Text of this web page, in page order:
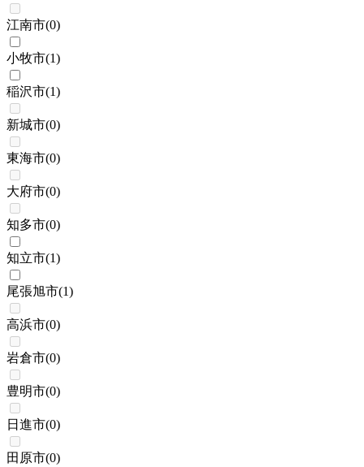
江南市(0)
小牧市(1)
稲沢市(1)
新城市(0)
東海市(0)
大府市(0)
知多市(0)
知立市(1)
尾張旭市(1)
高浜市(0)
岩倉市(0)
豊明市(0)
日進市(0)
田原市(0)